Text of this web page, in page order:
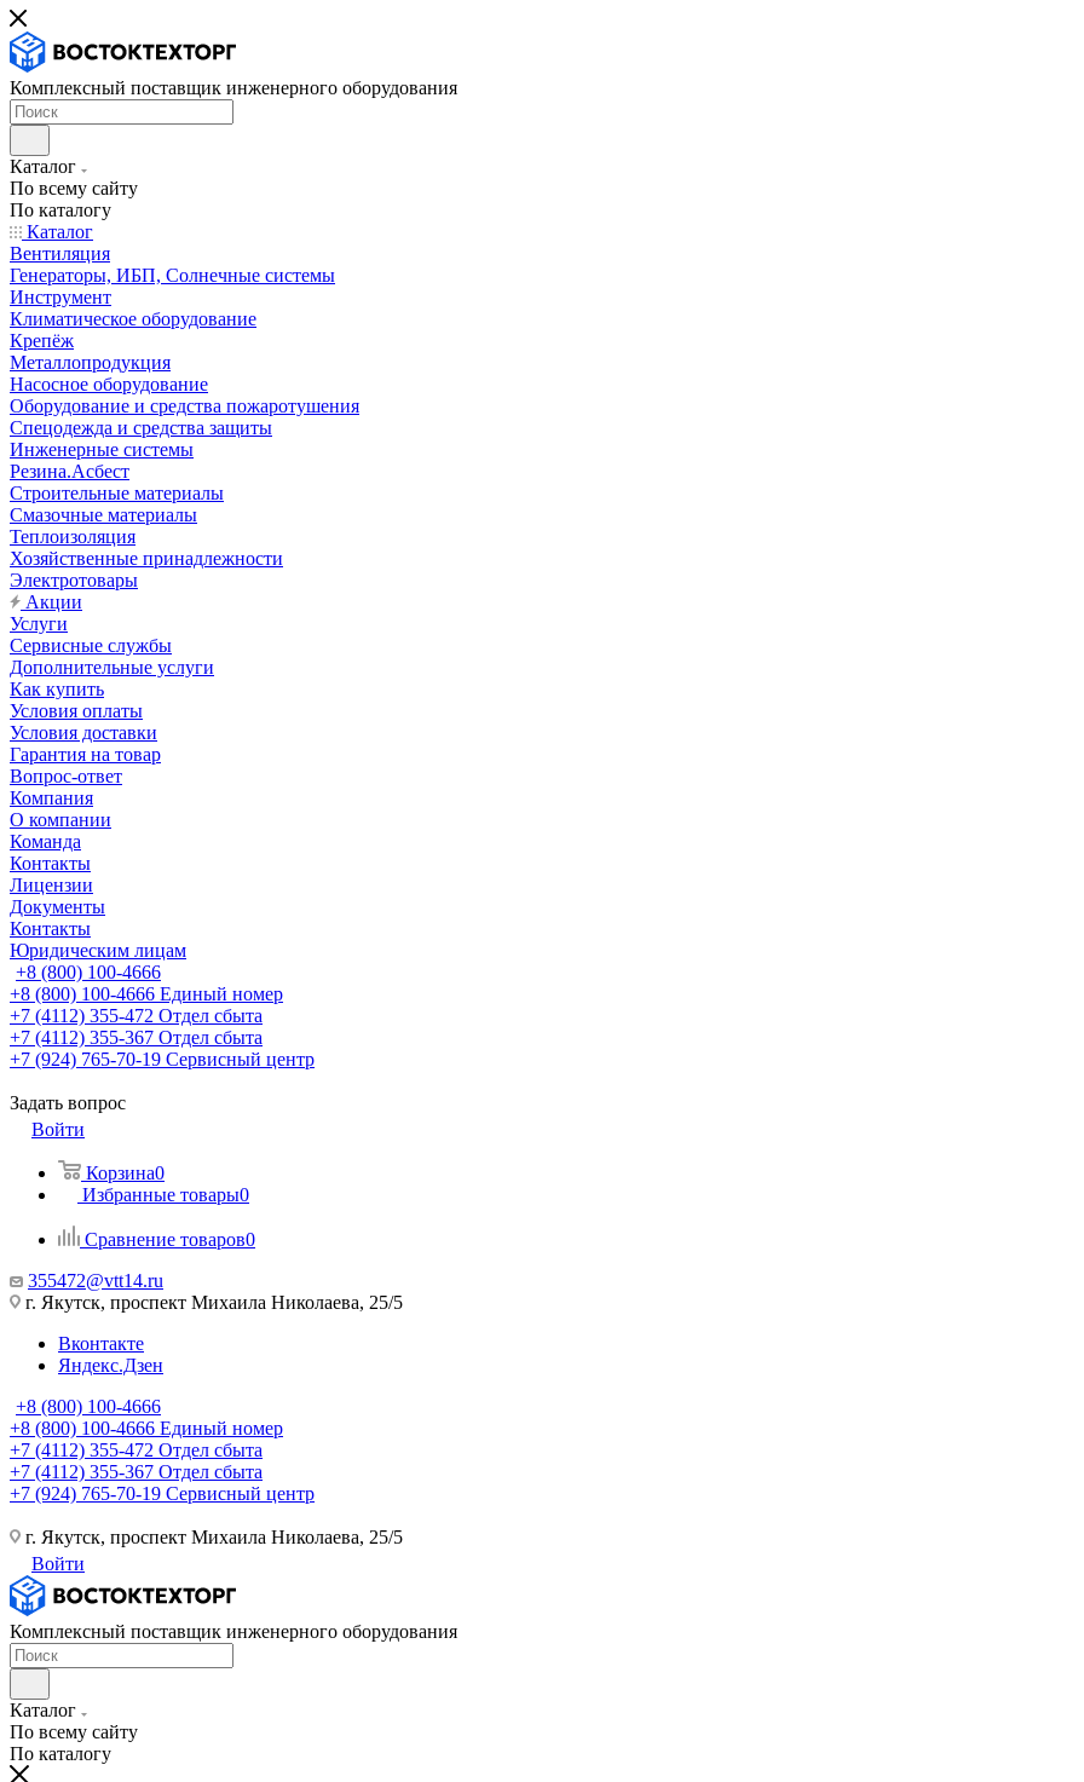
Комплексный поставщик инженерного оборудования
Каталог
По всему сайту
По каталогу
Каталог
Вентиляция
Генераторы, ИБП, Солнечные системы
Инструмент
Климатическое оборудование
Крепёж
Металлопродукция
Насосное оборудование
Оборудование и средства пожаротушения
Спецодежда и средства защиты
Инженерные системы
Резина.Асбест
Строительные материалы
Смазочные материалы
Теплоизоляция
Хозяйственные принадлежности
Электротовары
Акции
Услуги
Сервисные службы
Дополнительные услуги
Как купить
Условия оплаты
Условия доставки
Гарантия на товар
Вопрос-ответ
Компания
О компании
Команда
Контакты
Лицензии
Документы
Контакты
Юридическим лицам
+8 (800) 100-4666
+8 (800) 100-4666 Единый номер
+7 (4112) 355-472 Отдел сбыта
+7 (4112) 355-367 Отдел сбыта
+7 (924) 765-70-19 Сервисный центр
Задать вопрос
Войти
Корзина0
Избранные товары0
Сравнение товаров0
355472@vtt14.ru
г. Якутск, проспект Михаила Николаева, 25/5
Вконтакте
Яндекс.Дзен
+8 (800) 100-4666
+8 (800) 100-4666 Единый номер
+7 (4112) 355-472 Отдел сбыта
+7 (4112) 355-367 Отдел сбыта
+7 (924) 765-70-19 Сервисный центр
г. Якутск, проспект Михаила Николаева, 25/5
Войти
Комплексный поставщик инженерного оборудования
Каталог
По всему сайту
По каталогу